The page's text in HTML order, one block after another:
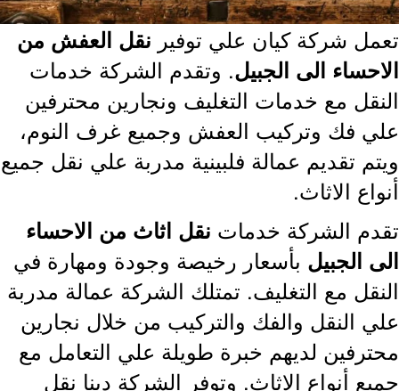
شركة كيان علي توفيرنقل العفش من
الى الجبيل. وتقدم الشركة خدمات
مع خدمات التغليف ونجارين محترفين
فك وتركيب العفش وجميع غرف النوم،
تقديم عمالة فلبينية مدربة علي نقل جميع
الاثاث.
الشركة خدماتنقل اثاث من الاحساء
الجبيلبأسعار رخيصة وجودة ومهارة في
مع التغليف. تمتلك الشركة عمالة مدربة
النقل والفك والتركيب من خلال نجارين
لديهم خبرة طويلة علي التعامل مع
أنواع الاثاث. وتوفر الشركة دينا نقل